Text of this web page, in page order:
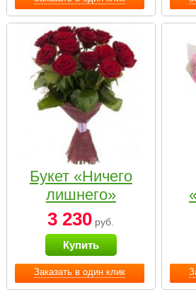
Заказать в один клик
Букет «Ничего
лишнего»
3 230 руб.
Купить